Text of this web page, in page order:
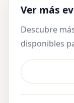
Ver más
Descubre
disponibles